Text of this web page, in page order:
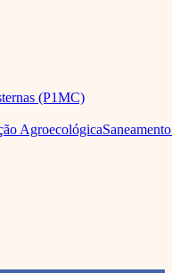
(P1MC)
Agroecológica